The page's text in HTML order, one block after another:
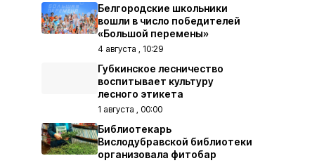
Белгородские школьники
вошли в число победителей
«Большой перемены»
4 августа , 10:29
Губкинское лесничество
воспитывает культуру
лесного этикета
1 августа , 00:00
Библиотекарь
Вислодубравской библиотеки
организовала фитобар